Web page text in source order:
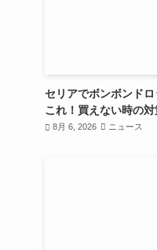
セリアでボンボンド
これ！買えない時の
8月 6, 2026 ニュース